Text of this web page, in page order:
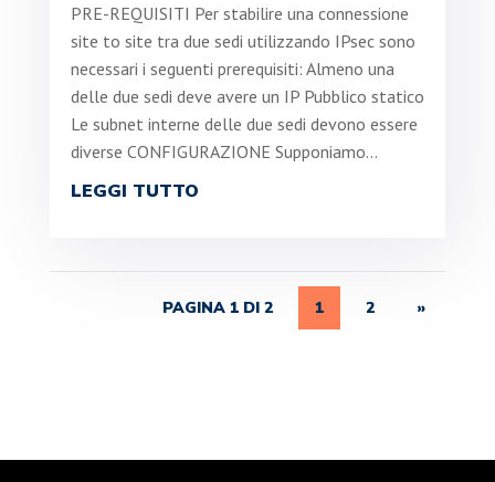
PRE-REQUISITI Per stabilire una connessione
site to site tra due sedi utilizzando IPsec sono
necessari i seguenti prerequisiti: Almeno una
delle due sedi deve avere un IP Pubblico statico
Le subnet interne delle due sedi devono essere
diverse CONFIGURAZIONE Supponiamo...
LEGGI TUTTO
PAGINA 1 DI 2 1 2 »